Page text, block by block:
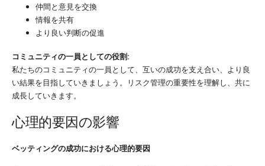
仲間と意見を交換
情報を共有
より良い判断の促進
コミュニティの一員としての役割:
私たちのコミュニティの一員として、互いの成功を支え合い、より良
い結果を目指していきましょう。リスク管理の重要性を理解し、共に
成長していきます。
心理的要因の影響
ベッティングの成功における心理的要因